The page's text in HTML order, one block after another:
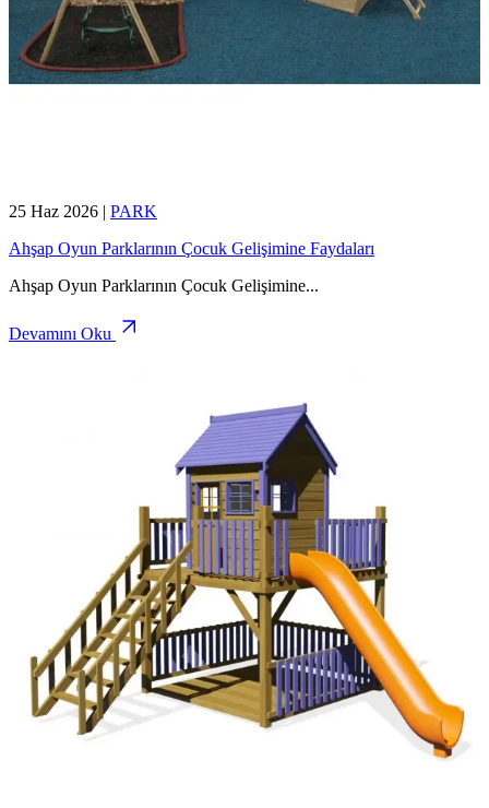
25 Haz 2026 | PARK
Ahşap Oyun Parklarının Çocuk Gelişimine Faydaları
Ahşap Oyun Parklarının Çocuk Gelişimine...
Devamını Oku